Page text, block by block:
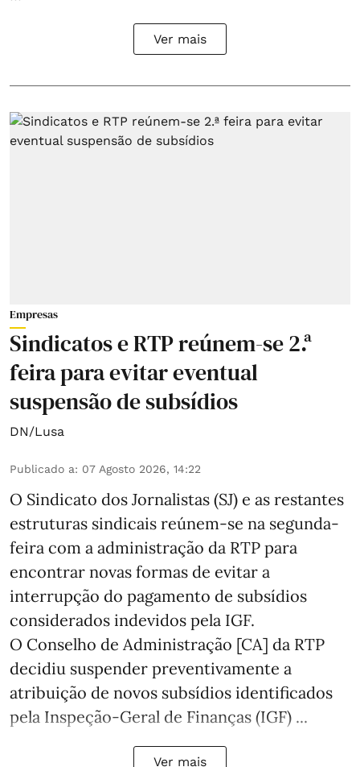
Ver mais
Empresas
Sindicatos e RTP reúnem-se 2.ª
feira para evitar eventual
suspensão de subsídios
DN/Lusa
Publicado a: 07 Agosto 2026, 14:22
O Sindicato dos Jornalistas (SJ) e as restantes
estruturas sindicais reúnem-se na segunda-
feira com a administração da RTP para
encontrar novas formas de evitar a
interrupção do pagamento de subsídios
considerados indevidos pela IGF.
O Conselho de Administração [CA] da RTP
decidiu suspender preventivamente a
atribuição de novos subsídios identificados
pela Inspeção-Geral de Finanças (IGF) ...
Ver mais